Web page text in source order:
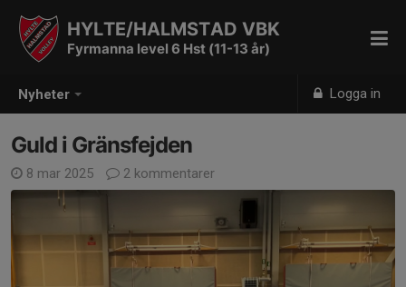
Nyheter Logga in
HYLTE/HALMSTAD VBK
Fyrmanna level 6 Hst (11-13 år)
Guld i Gränsfejden
8 mar 2025 2 kommentarer